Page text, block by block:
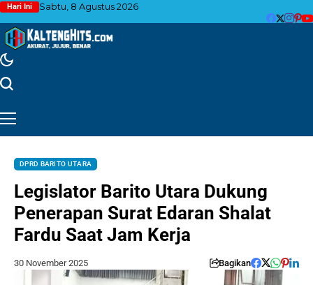
Hari Ini Sabtu, 8 Agustus 2026
DPRD BARITO UTARA
Legislator Barito Utara Dukung
Penerapan Surat Edaran Shalat
Fardu Saat Jam Kerja
30 November 2025 Bagikan